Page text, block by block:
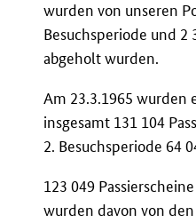
wurden von unseren
Besuchsperiode und
abgeholt wurden.
Am 23.3.1965 wurden
insgesamt 131 104
2. Besuchsperiode 64
123 049
wurden davon von